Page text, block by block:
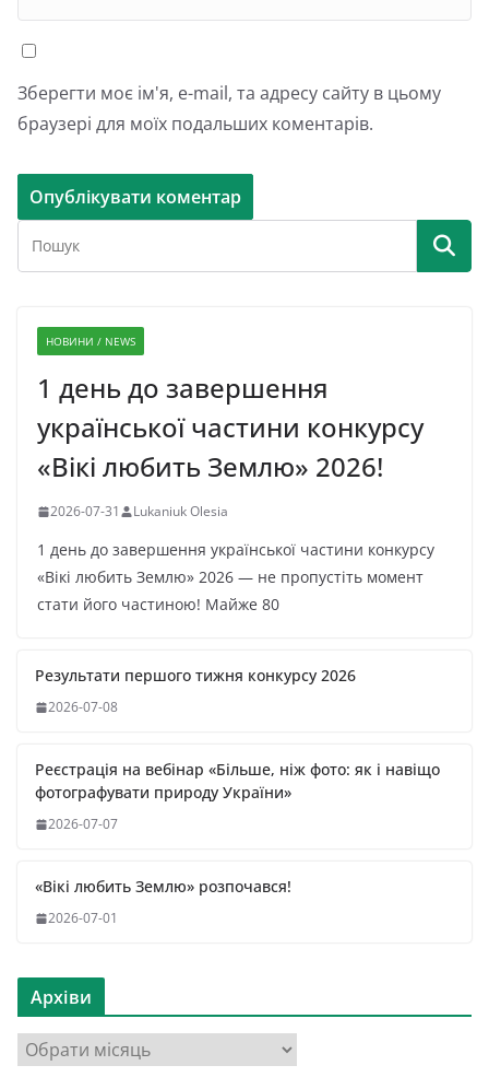
Зберегти моє ім'я, e-mail, та адресу сайту в цьому
браузері для моїх подальших коментарів.
НОВИНИ / NEWS
1 день до завершення
української частини конкурсу
«Вікі любить Землю» 2026!
2026-07-31 Lukaniuk Olesia
1 день до завершення української частини конкурсу
«Вікі любить Землю» 2026 — не пропустіть момент
стати його частиною! Майже 80
Результати першого тижня конкурсу 2026
2026-07-08
Реєстрація на вебінар «Більше, ніж фото: як і навіщо
фотографувати природу України»
2026-07-07
«Вікі любить Землю» розпочався!
2026-07-01
Архіви